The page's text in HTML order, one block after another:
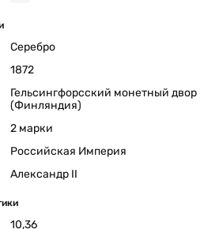
Серебро
1872
Гельсингфорсский монетный двор
(Финляндия)
2 марки
Российская Империя
Александр II
10,36